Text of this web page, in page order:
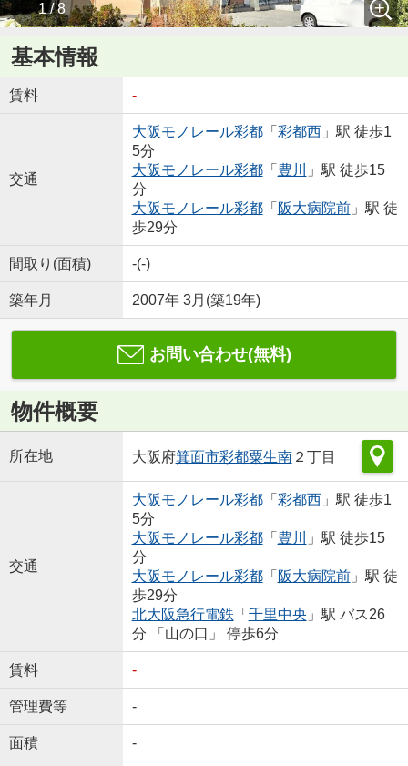
1 / 8
基本情報
賃料 -
交通
大阪モノレール彩都「 彩都西」駅 徒歩1
5分
大阪モノレール彩都「 豊川
」駅 徒歩15
分
大阪モノレール彩都「 阪大病院前」駅 徒
歩29分
間取り(面積) -(-)
築年月 2007年 3月(築19年)
お問い合わせ(無料)
物件概要
所在地 大阪府箕面市彩都粟生南２丁目
交通
大阪モノレール彩都「 彩都西」駅 徒歩1
5分
大阪モノレール彩都「 豊川
」駅 徒歩15
分
大阪モノレール彩都「 阪大病院前」駅 徒
歩29分
北大阪急行電鉄 「 千里中央 」駅 バス26
分 「山の口」 停歩6分
賃料 -
管理費等 -
面積 -